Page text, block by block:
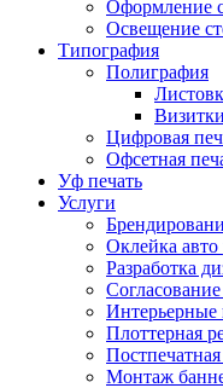
Оформление
Освещение
Типография
Полиграфия
Визитки
Цифровая
Офсетная
Уф печать
Услуги
Оклейка авто
Разработка
Интерьерные
Плоттерная
Монтаж